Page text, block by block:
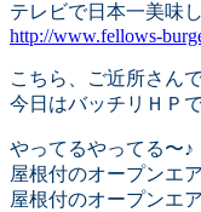
テレビで日本一美味
http://www.fellows-
こちら、ご近所さん
今日はバッチリＨＰ
やってるやってる〜♪
屋根付のオープンエ
屋根付のオープンエ